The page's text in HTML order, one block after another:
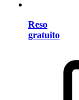
Reso
gratuito